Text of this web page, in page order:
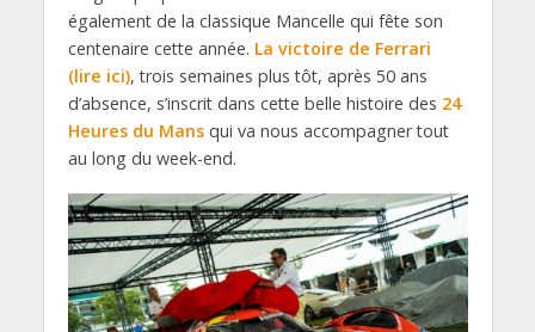
également de la classique Mancelle qui fête son
centenaire cette année. La victoire de Ferrari
(lire ici), trois semaines plus tôt, après 50 ans
d’absence, s’inscrit dans cette belle histoire des 24
Heures du Mansqui va nous accompagner tout
au long du week-end.